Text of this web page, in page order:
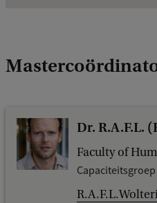
Dr. R.A.F.L.
Faculty of